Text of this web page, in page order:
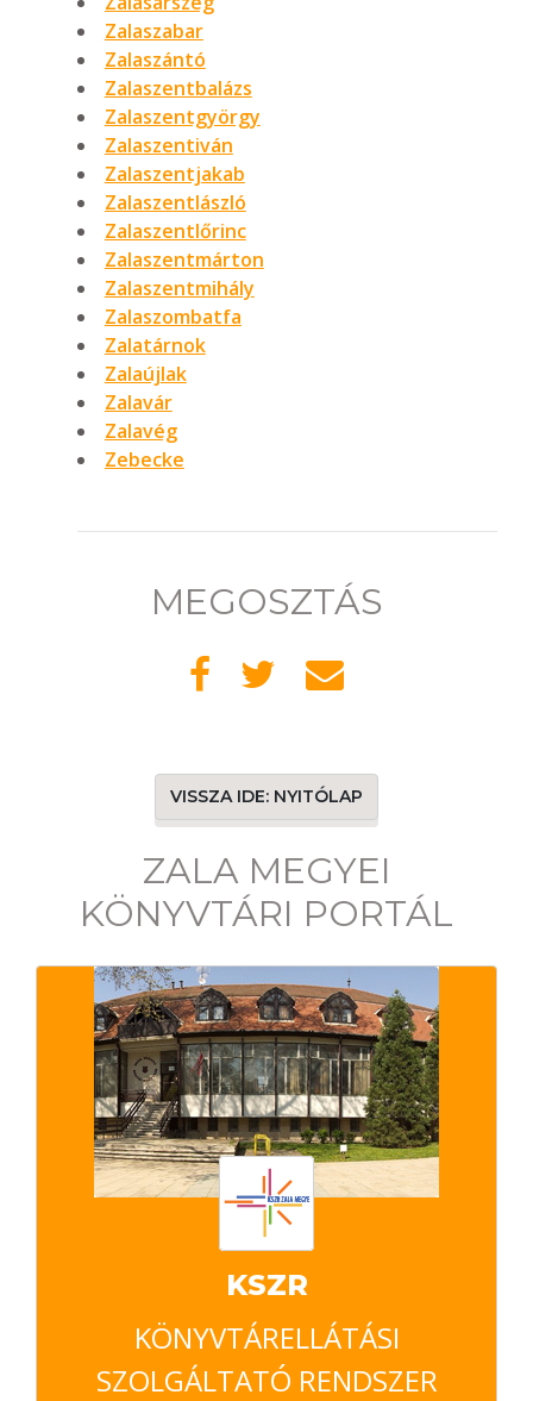
Zalaszabar
Zalaszántó
Zalaszentbalázs
Zalaszentgyörgy
Zalaszentiván
Zalaszentjakab
Zalaszentlászló
Zalaszentlőrinc
Zalaszentmárton
Zalaszentmihály
Zalaszombatfa
Zalatárnok
Zalaújlak
Zalavár
Zalavég
Zebecke
MEGOSZTÁS
VISSZA IDE: NYITÓLAP
ZALA MEGYEI
KÖNYVTÁRI PORTÁL
KSZR
KÖNYVTÁRELLÁTÁSI
SZOLGÁLTATÓ RENDSZER